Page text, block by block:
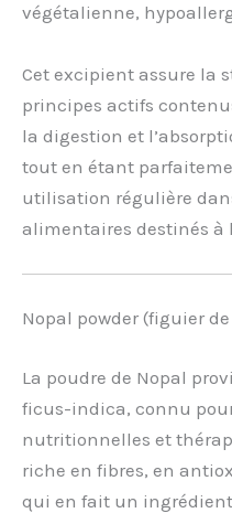
végétalienne,
Cet excipient assure la
principes actifs
la digestion et
tout en étant
utilisation régulière
alimentaires destinés à
Nopal powder (figuier
La poudre de Nopal
ficus-indica, connu
nutritionnelles et
riche en fibres, en
qui en fait un